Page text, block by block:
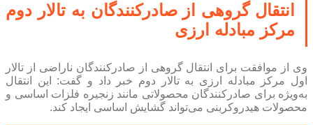
انتقال گروهی از صادرکنندگان به تالار دوم
مرکز مبادله ارزی
وی از موافقت برای انتقال گروهی از صادرکنندگان ناراضی از تالار
اول مرکز مبادله ارزی به تالار دوم خبر داد و گفت: این انتقال
به‌ویژه برای صادرکنندگان محصولاتی مانند زنجیره فلزات اساسی و
محصولات هیدروکربنی می‌تواند گشایش اساسی ایجاد کند.